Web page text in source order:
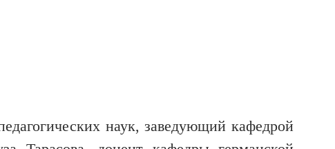
наук, заведующий кафедрой